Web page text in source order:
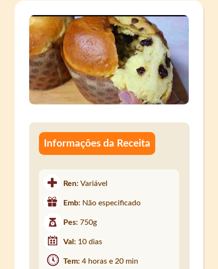
Informações da Receita
Ren:Variável
Emb: Não especificado
Pes:750g
Val: 10 dias
Tem:4 horas e 20 min